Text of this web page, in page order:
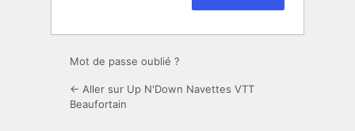
Mot de passe oublié ?
← Aller sur Up N'Down Navettes VTT
Beaufortain